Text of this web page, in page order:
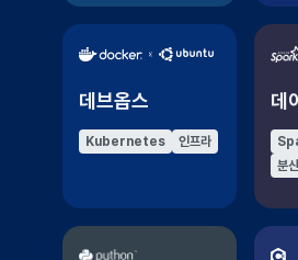
데브옵스
Kubernetes 인프라
데
분